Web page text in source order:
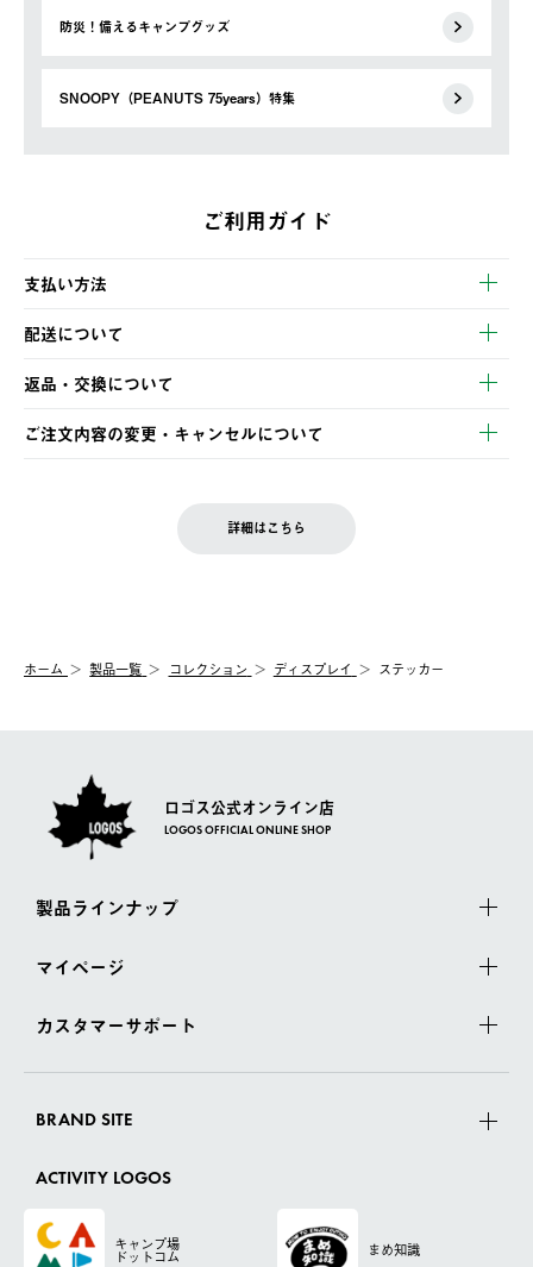
防災！備えるキャンプグッズ
SNOOPY（PEANUTS 75years）特集
ご利用ガイド
支払い方法
以下のいずれかの方法でお支払いいただけます。
・クレジットカード決済
・コンビニ決済
・Pay-easy決済
配送について
【発送スケジュール】
ご注文・ご入金完了より2営業日以内に商品を発送いたします。
土日祝の発送はございませんので、木曜日以降のご注文は週明け
の発送となる場合がございます。
【配送業者】
佐川急便にて配送されます。
返品・交換について
※お客様都合の場合
お客様都合の返品にかかる送料は、お客様ご負担とさせていただ
一度お手元の商品を返品いただき、ご希望商品を再注文してくだ
ご注文内容の変更・キャンセルについて
LOGOS FAMILY会員の方は、会員マイページ内 購入履歴画面に
詳細はこちら
ホーム 製品一覧 コレクション ディスプレイ ステッカー
ロゴス公式オンライン店
LOGOS OFFICIAL ONLINE SHOP
製品ラインナップ
マイページ
カスタマーサポート
BRAND SITE
ACTIVITY LOGOS
キャンプ場
ドットコム まめ知識